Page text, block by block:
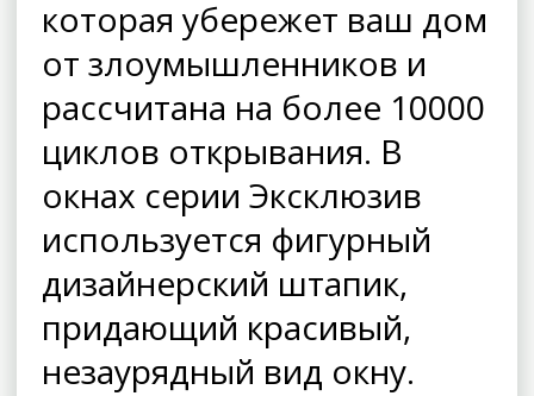
которая убережет ваш дом
от злоумышленников и
рассчитана на более 10000
циклов открывания. В
окнах серии Эксклюзив
используется фигурный
дизайнерский штапик,
придающий красивый,
незаурядный вид окну.